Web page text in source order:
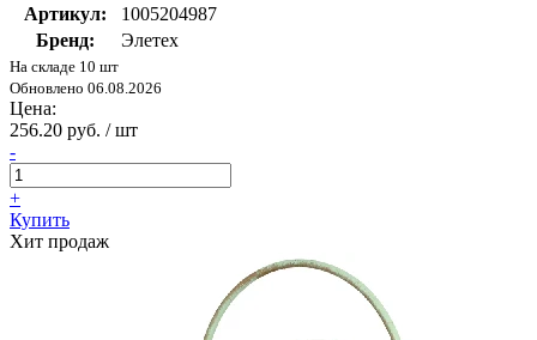
Артикул:
1005204987
Бренд:
Элетех
На складе 10 шт
Обновлено 06.08.2026
Цена:
256.20 руб. / шт
-
+
Купить
Хит продаж